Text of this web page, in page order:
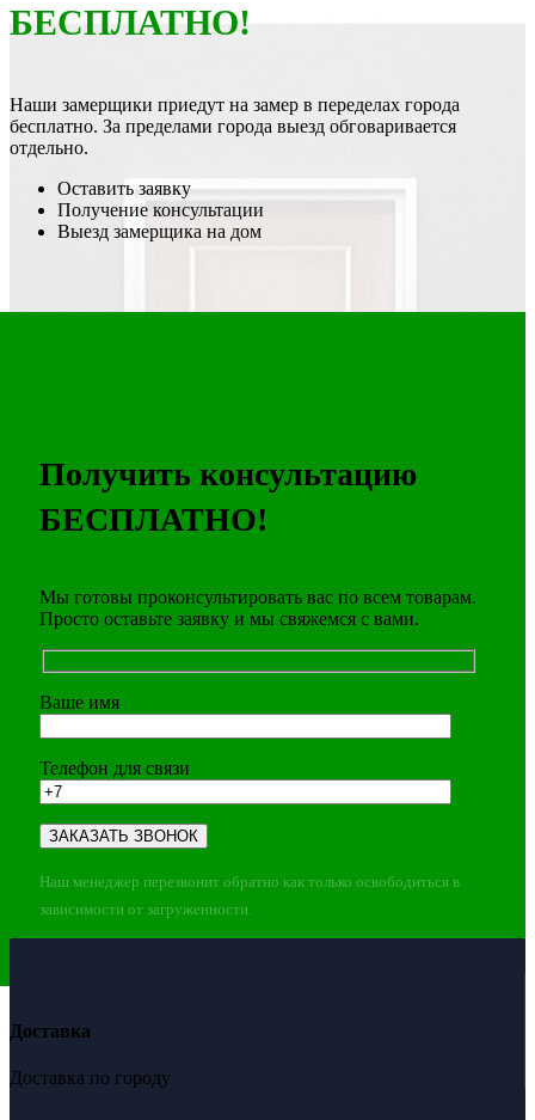
БЕСПЛАТНО!
Наши замерщики приедут на замер в переделах города
бесплатно. За пределами города выезд обговаривается
отдельно.
Оставить заявку
Получение консультации
Выезд замерщика на дом
Получить консультацию
БЕСПЛАТНО!
Мы готовы проконсультировать вас по всем товарам.
Просто оставьте заявку и мы свяжемся с вами.
Ваше имя
Телефон для связи
Наш менеджер перезвонит обратно как только освободиться в
зависимости от загруженности.
Доставка
Доставка по городу